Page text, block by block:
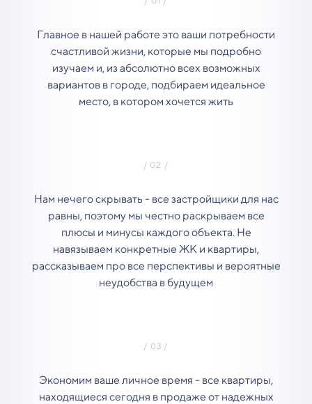
Главное в нашей работе это ваши потребности
счастливой жизни, которые мы подробно
изучаем и, из абсолютно всех возможных
вариантов в городе, подбираем идеальное
место, в котором хочется жить
Нам нечего скрывать - все застройщики для нас
равны, поэтому мы честно раскрываем все
плюсы и минусы каждого объекта. Не
навязываем конкретные ЖК и квартиры,
рассказываем про все перспективы и вероятные
неудобства в будущем
Экономим ваше личное время - все квартиры,
находящиеся сегодня в продаже от надежных